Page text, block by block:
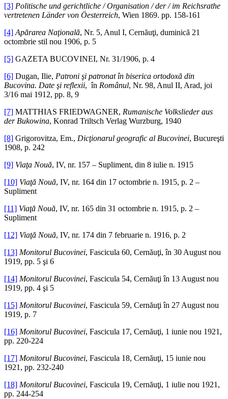
[3] Politische und gerichtliche / Organisation / der / im Reichsrathe
vertretenen Länder von Öesterreich, Wien 1869. pp. 158-161
[4] Apărarea Naţională, Nr. 5, Anul I, Cernăuţi, duminică 21
octombrie stil nou 1906, p. 5
[5] GAZETA BUCOVINEI, Nr. 31/1906, p. 4
[6] Dugan, Ilie, Patroni şi patronat în biserica ortodoxă din
Bucovina. Date şi reflexii, în Românul, Nr. 98, Anul II, Arad, joi
3/16 mai 1912, pp. 8, 9
[7] MATTHIAS FRIEDWAGNER, Rumanische Volkslieder aus
der Bukowina, Konrad Triltsch Verlag Wurzburg, 1940
[8] Grigorovitza, Em., Dicţionarul geografic al Bucovinei, Bucureşti
1908, p. 242
[9] Viaţa Nouă, IV, nr. 157 – Supliment, din 8 iulie n. 1915
[10] Viaţă Nouă, IV, nr. 164 din 17 octombrie n. 1915, p. 2 –
Supliment
[11] Viaţă Nouă, IV, nr. 165 din 31 octombrie n. 1915, p. 2 –
Supliment
[12] Viaţă Nouă, IV, nr. 174 din 7 februarie n. 1916, p. 2
[13] Monitorul Bucovinei, Fascicula 60, Cernăuţi, în 30 August nou
1919, pp. 5 şi 6
[14] Monitorul Bucovinei, Fascicula 54, Cernăuţi în 13 August nou
1919, pp. 4 şi 5
[15] Monitorul Bucovinei, Fascicula 59, Cernăuţi în 27 August nou
1919, p. 7
[16] Monitorul Bucovinei, Fascicula 17, Cernăuţi, 1 iunie nou 1921,
pp. 220-224
[17] Monitorul Bucovinei, Fascicula 18, Cernăuţi, 15 iunie nou
1921, pp. 232-240
[18] Monitorul Bucovinei, Fascicula 19, Cernăuţi, 1 iulie nou 1921,
pp. 244-254